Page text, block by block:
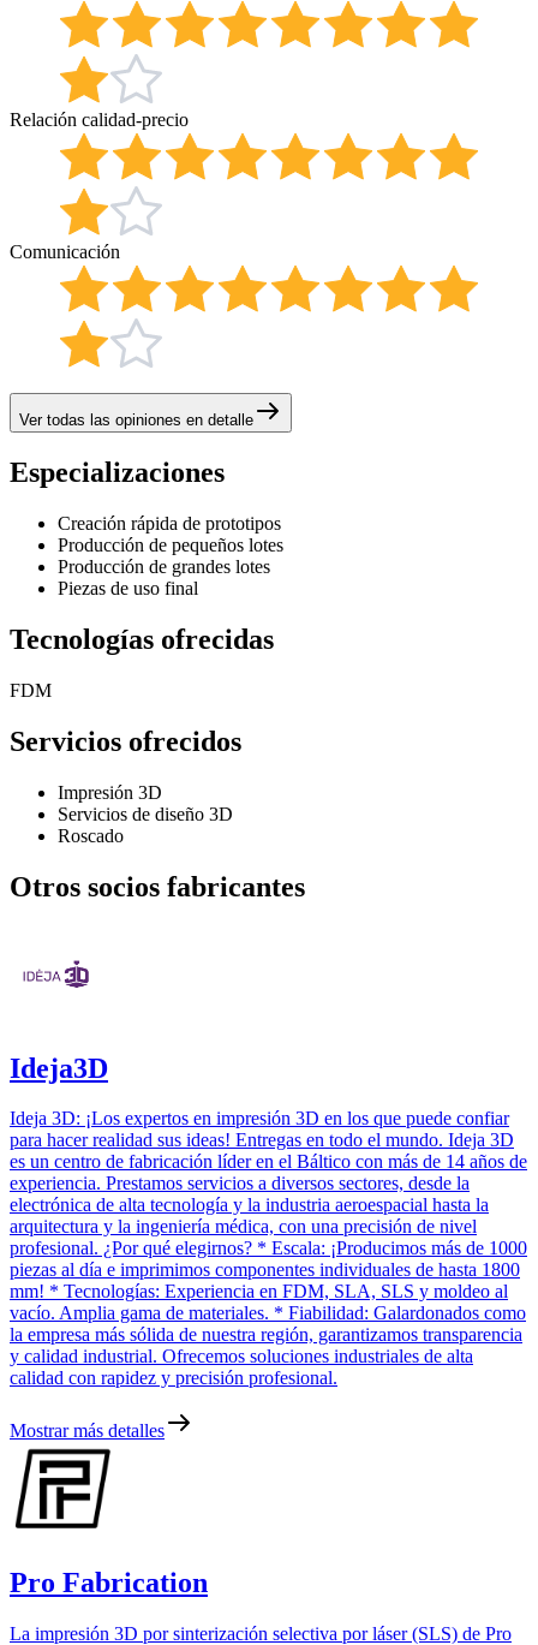
Relación calidad-precio
Comunicación
Ver todas las opiniones en detalle
Especializaciones
Creación rápida de prototipos
Producción de pequeños lotes
Producción de grandes lotes
Piezas de uso final
Tecnologías ofrecidas
FDM
Servicios ofrecidos
Impresión 3D
Servicios de diseño 3D
Roscado
Otros socios fabricantes
Ideja3D
Ideja 3D: ¡Los expertos en impresión 3D en los que puede confiar
para hacer realidad sus ideas! Entregas en todo el mundo. Ideja 3D
es un centro de fabricación líder en el Báltico con más de 14 años de
experiencia. Prestamos servicios a diversos sectores, desde la
electrónica de alta tecnología y la industria aeroespacial hasta la
arquitectura y la ingeniería médica, con una precisión de nivel
profesional. ¿Por qué elegirnos? * Escala: ¡Producimos más de 1000
piezas al día e imprimimos componentes individuales de hasta 1800
mm! * Tecnologías: Experiencia en FDM, SLA, SLS y moldeo al
vacío. Amplia gama de materiales. * Fiabilidad: Galardonados como
la empresa más sólida de nuestra región, garantizamos transparencia
y calidad industrial. Ofrecemos soluciones industriales de alta
calidad con rapidez y precisión profesional.
Mostrar más detalles
Pro Fabrication
La impresión 3D por sinterización selectiva por láser (SLS) de Pro